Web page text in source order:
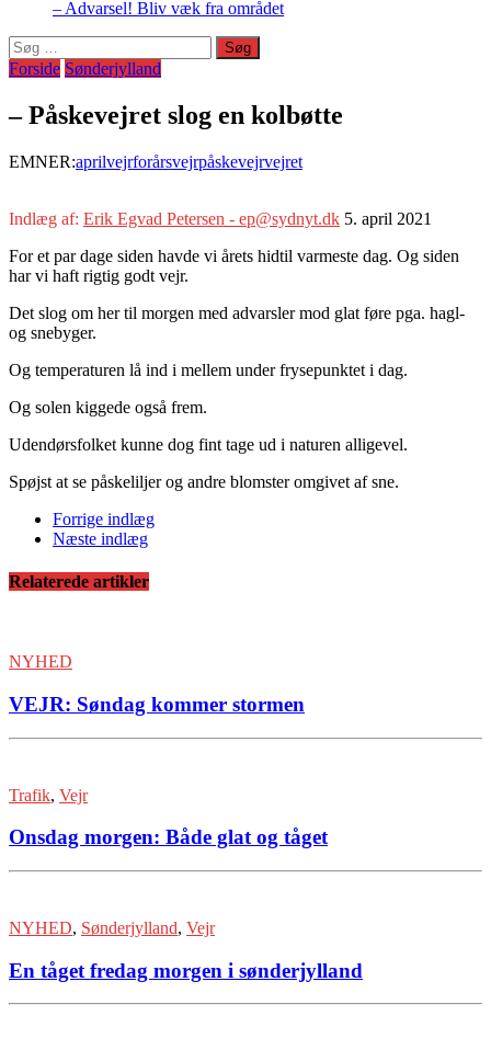
– Advarsel! Bliv væk fra området
Søg
efter:
Forside Sønderjylland
– Påskevejret slog en kolbøtte
EMNER:aprilvejrforårsvejrpåskevejrvejret
Indlæg af: Erik Egvad Petersen - ep@sydnyt.dk 5. april 2021
For et par dage siden havde vi årets hidtil varmeste dag. Og siden
har vi haft rigtig godt vejr.
Det slog om her til morgen med advarsler mod glat føre pga. hagl-
og snebyger.
Og temperaturen lå ind i mellem under frysepunktet i dag.
Og solen kiggede også frem.
Udendørsfolket kunne dog fint tage ud i naturen alligevel.
Spøjst at se påskeliljer og andre blomster omgivet af sne.
Forrige indlæg
Næste indlæg
Relaterede artikler
NYHED
VEJR: Søndag kommer stormen
Trafik, Vejr
Onsdag morgen: Både glat og tåget
NYHED, Sønderjylland, Vejr
En tåget fredag morgen i sønderjylland